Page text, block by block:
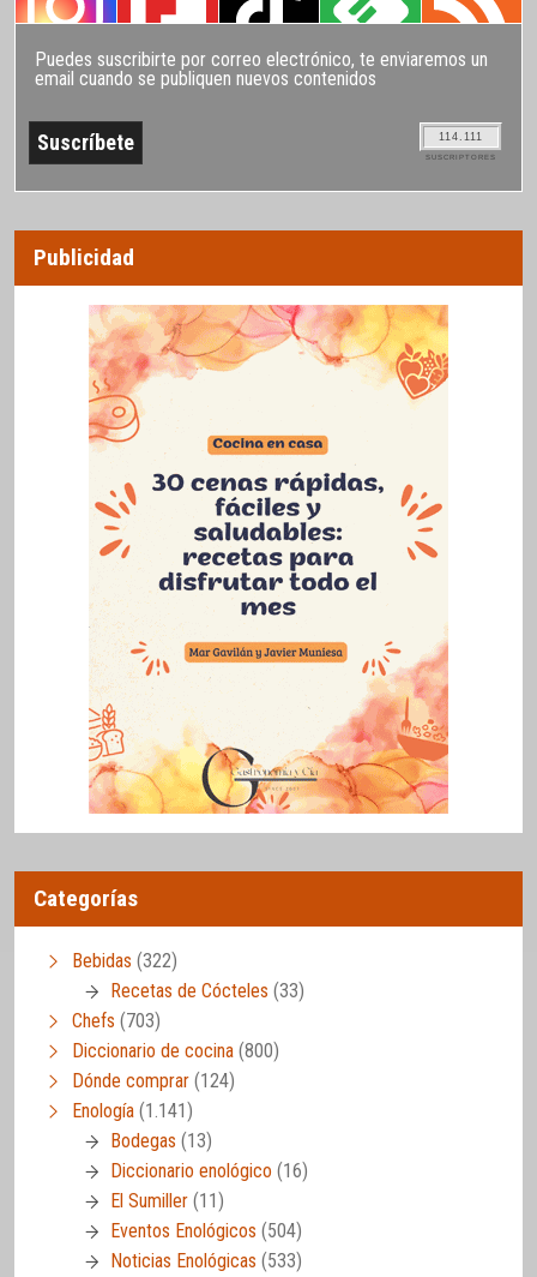
Puedes suscribirte por correo electrónico, te enviaremos un
email cuando se publiquen nuevos contenidos
114.111
SUSCRIPTORES
Publicidad
Categorías
Bebidas (322)
Recetas de Cócteles (33)
Chefs (703)
Diccionario de cocina (800)
Dónde comprar (124)
Enología (1.141)
Bodegas (13)
Diccionario enológico (16)
El Sumiller (11)
Eventos Enológicos (504)
Noticias Enológicas (533)